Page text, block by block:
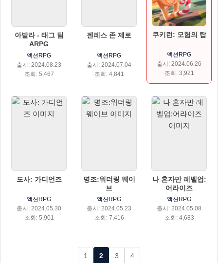
아발라 - 태그 팀
ARPG
액션RPG
출시: 2024.08.23
조회: 5,467
젠레스 존 제로
액션RPG
출시: 2024.07.04
조회: 4,841
쿠키런: 모험의 탑
액션RPG
출시: 2024.06.26
조회: 3,921
도사: 가디언즈
액션RPG
출시: 2024.05.30
조회: 5,901
명조:워더링 웨이
브
액션RPG
출시: 2024.05.23
조회: 7,416
나 혼자만 레벨업:
어라이즈
액션RPG
출시: 2024.05.08
조회: 4,683
1 2 3 4